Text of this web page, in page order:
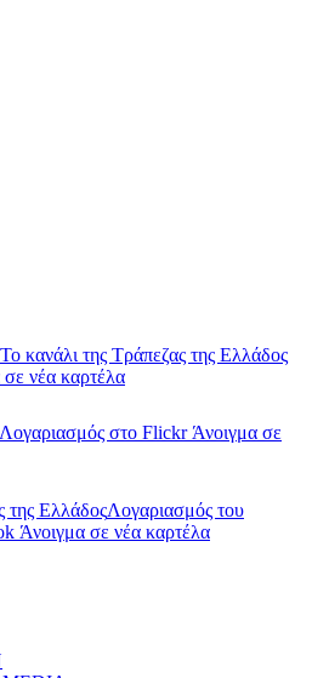
Το κανάλι της Τράπεζας της Ελλάδος
σε νέα καρτέλα
Λογαριασμός στο FlickrΆνοιγμα σε
της ΕλλάδοςΛογαριασμός του
Άνοιγμα σε νέα καρτέλα